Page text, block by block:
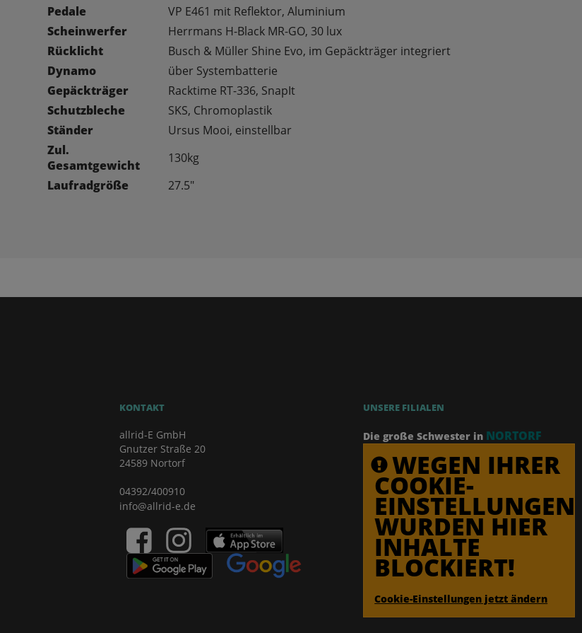
Pedale
VP E461 mit Reflektor, Aluminium
Scheinwerfer
Herrmans H-Black MR-GO, 30 lux
Rücklicht
Busch & Müller Shine Evo, im Gepäckträger integriert
Dynamo
über Systembatterie
Gepäckträger
Racktime RT-336, SnapIt
Schutzbleche
SKS, Chromoplastik
Ständer
Ursus Mooi, einstellbar
Zul.
Gesamtgewicht
130kg
Laufradgröße
27.5"
KONTAKT
allrid-E GmbH
Gnutzer Straße 20
24589 Nortorf
04392/400910
info@allrid-e.de
UNSERE FILIALEN
Die große Schwester in NORTORF
WEGEN IHRER
COOKIE-
EINSTELLUNGEN
WURDEN HIER
INHALTE
BLOCKIERT!
Cookie-Einstellungen jetzt ändern